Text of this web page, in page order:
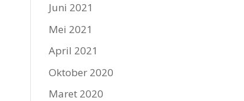
Juni 2021
Mei 2021
April 2021
Oktober 2020
Maret 2020